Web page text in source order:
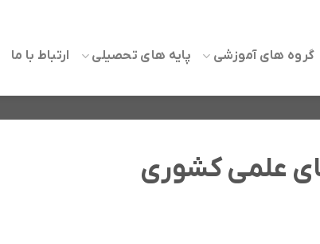
گروه های آموزشی پایه های تحصیلی ارتباط با ما
علمی کشوری